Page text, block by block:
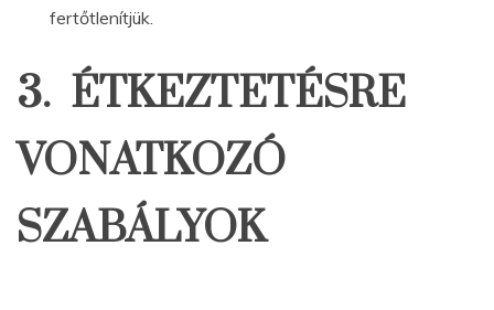
fertőtlenítjük.
3. ÉTKEZTETÉSRE
VONATKOZÓ
SZABÁLYOK